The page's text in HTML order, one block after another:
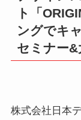
ト「
ングでキ
セミナー&
株式会社日本